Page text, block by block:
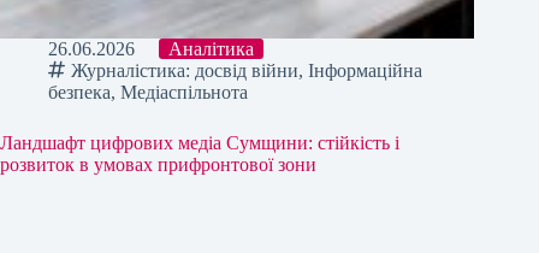
26.06.2026
Аналітика
Журналістика: досвід війни, Інформаційна
безпека, Медіаспільнота
Ландшафт цифрових медіа Сумщини: стійкість і
розвиток в умовах прифронтової зони